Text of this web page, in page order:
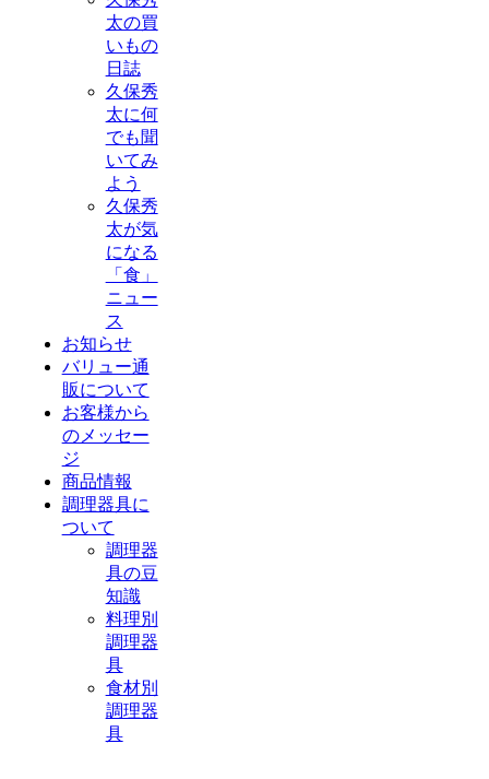
太の買
いもの
日誌
久保秀
太に何
でも聞
いてみ
よう
久保秀
太が気
になる
「食」
ニュー
ス
お知らせ
バリュー通
販について
お客様から
のメッセー
ジ
商品情報
調理器具に
ついて
調理器
具の豆
知識
料理別
調理器
具
食材別
調理器
具